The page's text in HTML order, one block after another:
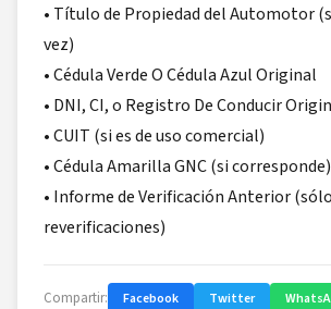
• Título de Propiedad del Automotor
vez)
• Cédula Verde O Cédula Azul Original
• DNI, CI, o Registro De Conducir
• CUIT (si es de uso comercial)
• Cédula Amarilla GNC (si corresponde)
• Informe de Verificación Anterior
reverificaciones)
Compartir: Facebook Twitter